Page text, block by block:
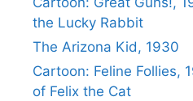
the Lucky Rabbit
The Arizona Kid, 1930
Cartoon: Feline Follies,
of Felix the Cat